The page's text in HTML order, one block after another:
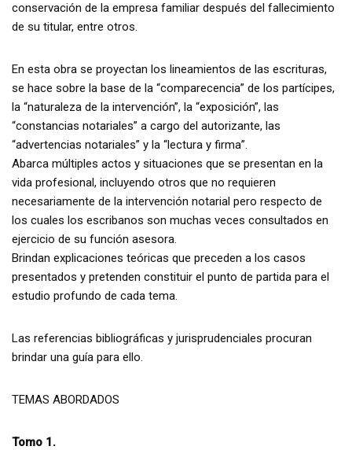
conservación de la empresa familiar después del fallecimiento
de su titular, entre otros.
En esta obra se proyectan los lineamientos de las escrituras,
se hace sobre la base de la “comparecencia” de los partícipes,
la “naturaleza de la intervención”, la “exposición”, las
“constancias notariales” a cargo del autorizante, las
“advertencias notariales” y la “lectura y firma”.
Abarca múltiples actos y situaciones que se presentan en la
vida profesional, incluyendo otros que no requieren
necesariamente de la intervención notarial pero respecto de
los cuales los escribanos son muchas veces consultados en
ejercicio de su función asesora.
Brindan explicaciones teóricas que preceden a los casos
presentados y pretenden constituir el punto de partida para el
estudio profundo de cada tema.
Las referencias bibliográficas y jurisprudenciales procuran
brindar una guía para ello.
TEMAS ABORDADOS
Tomo 1.